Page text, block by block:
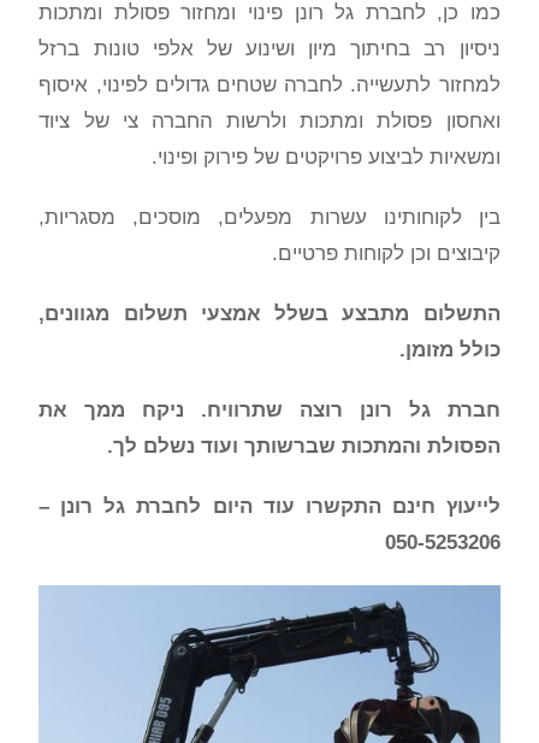
כמו כן, לחברת גל רונן פינוי ומחזור פסולת ומתכות
ניסיון רב בחיתוך מיון ושינוע של אלפי טונות ברזל
למחזור לתעשייה. לחברה שטחים גדולים לפינוי, איסוף
ואחסון פסולת ומתכות ולרשות החברה צי של ציוד
ומשאיות לביצוע פרויקטים של פירוק ופינוי.
בין לקוחותינו עשרות מפעלים, מוסכים, מסגריות,
קיבוצים וכן לקוחות פרטיים.
התשלום מתבצע בשלל אמצעי תשלום מגוונים,
כולל מזומן.
חברת גל רונן רוצה שתרוויח. ניקח ממך את
הפסולת והמתכות שברשותך ועוד נשלם לך.
לייעוץ חינם התקשרו עוד היום לחברת גל רונן –
050-5253206